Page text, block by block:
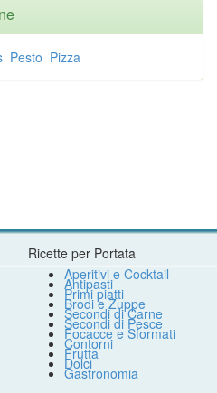
Pesto Pizza
Ricette per Portata
Aperitivi e Cocktail
Antipasti
Primi piatti
Brodi e Zuppe
Secondi di Carne
Secondi di Pesce
Focacce e Sformati
Contorni
Frutta
Dolci
Gastronomia